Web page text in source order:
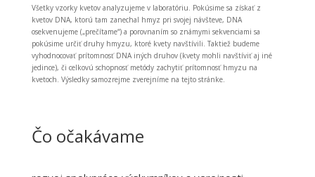
Všetky vzorky kvetov analyzujeme v laboratóriu. Pokúsime sa získať z
kvetov DNA, ktorú tam zanechal hmyz pri svojej návšteve, DNA
osekvenujeme („prečítame“) a porovnaním so známymi sekvenciami sa
pokúsime určiť druhy hmyzu, ktoré kvety navštívili. Taktiež budeme
vyhodnocovať prítomnosť DNA iných druhov (kvety mohli navštíviť aj iné
jedince), či celkovú schopnosť metódy zachytiť prítomnosť hmyzu na
kvetoch. Výsledky samozrejme zverejníme na tejto stránke.
Čo očakávame